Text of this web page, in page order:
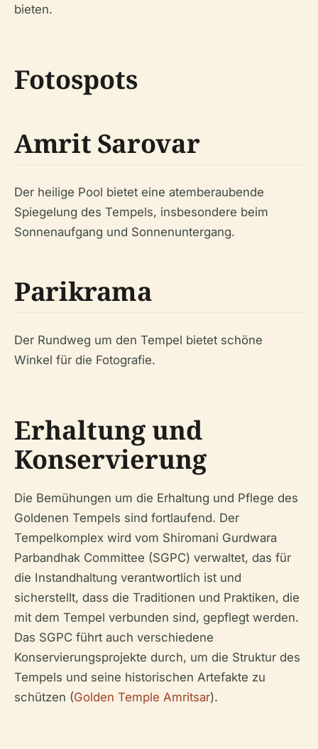
bieten.
Fotospots
Amrit Sarovar
Der heilige Pool bietet eine atemberaubende
Spiegelung des Tempels, insbesondere beim
Sonnenaufgang und Sonnenuntergang.
Parikrama
Der Rundweg um den Tempel bietet schöne
Winkel für die Fotografie.
Erhaltung und
Konservierung
Die Bemühungen um die Erhaltung und Pflege des
Goldenen Tempels sind fortlaufend. Der
Tempelkomplex wird vom Shiromani Gurdwara
Parbandhak Committee (SGPC) verwaltet, das für
die Instandhaltung verantwortlich ist und
sicherstellt, dass die Traditionen und Praktiken, die
mit dem Tempel verbunden sind, gepflegt werden.
Das SGPC führt auch verschiedene
Konservierungsprojekte durch, um die Struktur des
Tempels und seine historischen Artefakte zu
schützen (Golden Temple Amritsar).